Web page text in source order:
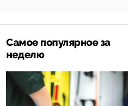
Самое популярное за
неделю